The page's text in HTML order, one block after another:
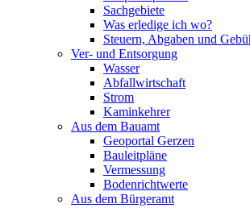
Sachgebiete
Was erledige ich wo?
Steuern, Abgaben und
Ver- und Entsorgung
Wasser
Abfallwirtschaft
Strom
Kaminkehrer
Aus dem Bauamt
Geoportal Gerzen
Bauleitpläne
Vermessung
Bodenrichtwerte
Aus dem Bürgeramt